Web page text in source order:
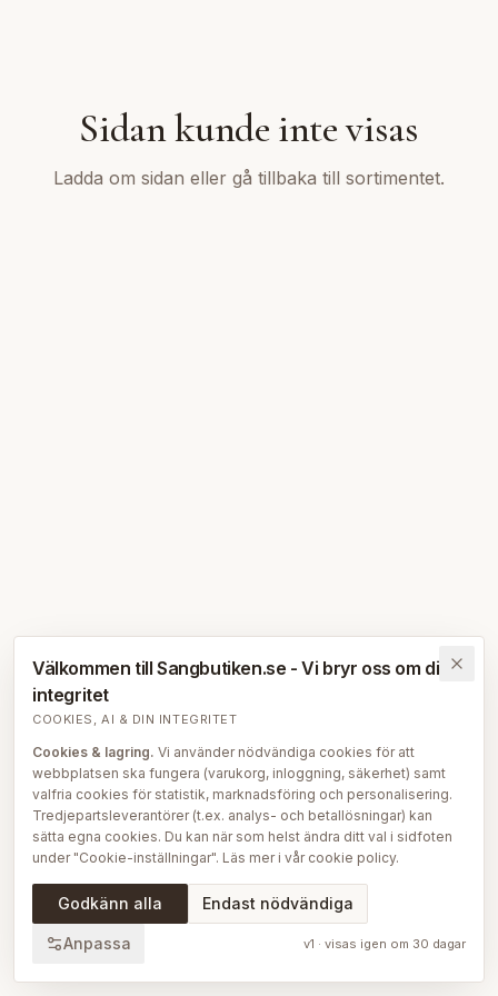
Sidan kunde inte visas
Ladda om sidan eller gå tillbaka till sortimentet.
Välkommen till Sangbutiken.se - Vi bryr oss om din
integritet
COOKIES, AI & DIN INTEGRITET
Cookies & lagring. Vi använder nödvändiga cookies för att
webbplatsen ska fungera (varukorg, inloggning, säkerhet) samt
valfria cookies för statistik, marknadsföring och personalisering.
Tredjepartsleverantörer (t.ex. analys- och betallösningar) kan
sätta egna cookies. Du kan när som helst ändra ditt val i sidfoten
under "Cookie-inställningar". Läs mer i vår cookie policy.
AI på Sängbutiken.För att ge dig en bättre upplevelse använder
vi delvis AI-teknik — bl.a. för smartare sök- och
att skapa, översätta och redigera delar av vårt redaktionella
Godkänn alla Endast nödvändiga
Anpassa v1 · visas igen om 30 dagar